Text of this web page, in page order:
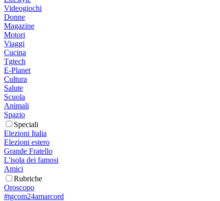
Videogiochi
Donne
Magazine
Motori
Viaggi
Cucina
Tgtech
E-Planet
Cultura
Salute
Scuola
Animali
Spazio
Speciali
Elezioni Italia
Elezioni estero
Grande Fratello
L'isola dei famosi
Amici
Rubriche
Oroscopo
#tgcom24amarcord